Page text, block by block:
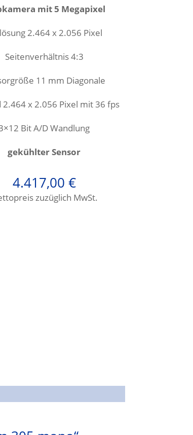
mit 5 Megapixel
2.464 x 2.056 Pixel
Seitenverhältnis 4:3
11 mm Diagonale
2.464 x 2.056 Pixel mit 36 fps
Bit A/D Wandlung
gekühlter Sensor
4.417,00 €
zuzüglich MwSt.